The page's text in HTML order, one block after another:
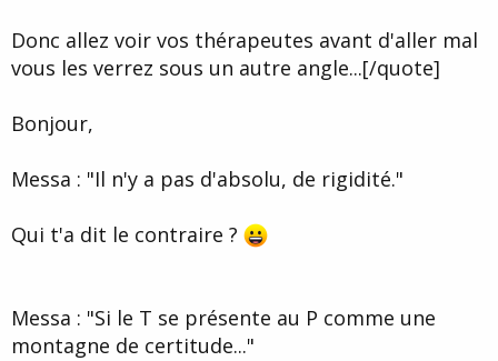
Donc allez voir vos thérapeutes avant d'aller mal
vous les verrez sous un autre angle...[/quote]
Bonjour,
Messa : "Il n'y a pas d'absolu, de rigidité."
Qui t'a dit le contraire ?
Messa : "Si le T se présente au P comme une
montagne de certitude..."